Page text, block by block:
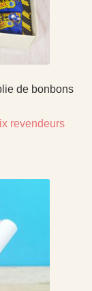
de bonbons
revendeurs